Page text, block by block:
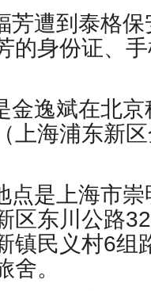
芳遭到泰格
的身份证、
金逸斌在北
上海浦东新
点是上海市
区东川公路
镇民义村6组
。